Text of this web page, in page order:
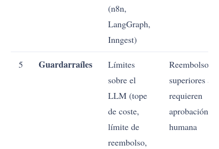
(n8n,
LangGraph,
Inngest)
5 Guardarraíles
Límites
sobre el
LLM (tope
de coste,
límite de
reembolso,
Reembolsos
superiores a
requieren
aprobación
humana